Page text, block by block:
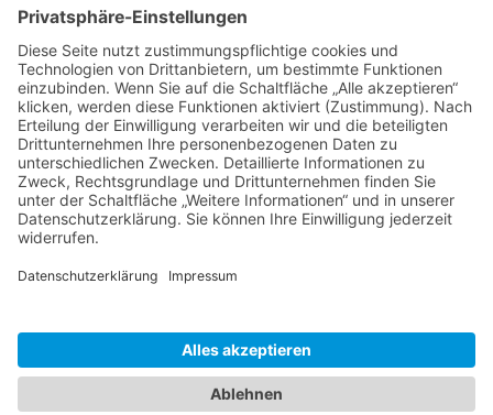
Zigarren aus Kuba
Che Guevara Gedenkstätte in Santa Clara / Kuba
Kuba Ausflüge online buchen